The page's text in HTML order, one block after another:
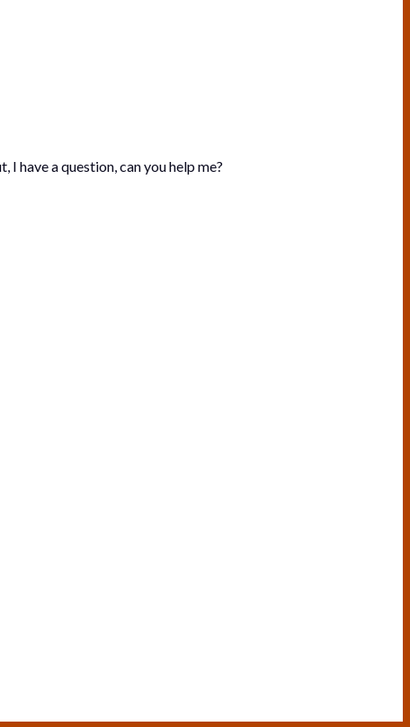
have a question, can you help me?